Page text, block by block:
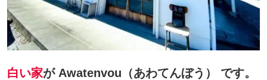
白い家が Awatenvou（あわてんぼう） です。